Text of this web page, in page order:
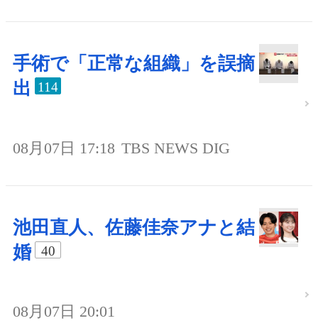
手術で「正常な組織」を誤摘
出
114
08月07日 17:18 TBS NEWS DIG
池田直人、佐藤佳奈アナと結
婚
40
08月07日 20:01